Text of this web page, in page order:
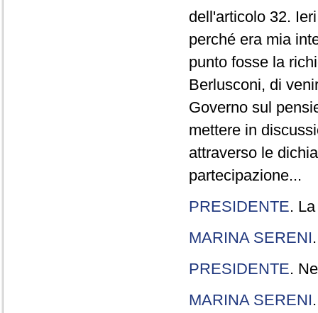
dell'articolo 32.
perché era mia
punto fosse la
Berlusconi, di
Governo sul
mettere in
attraverso le
partecipazione...
PRESIDENTE.
MARINA SERENI
PRESIDENTE.
MARINA SERENI